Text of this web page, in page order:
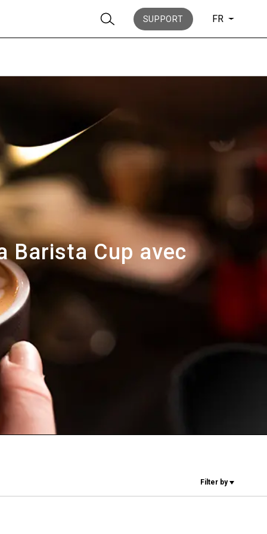
SUPPORT FR
Barista Cup avec
Filter by
News
Histoire
Nos
laboratoires
Durabilité
Connect
Nous contacter